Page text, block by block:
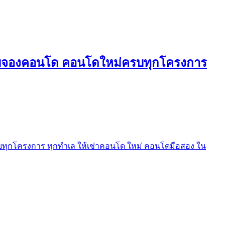
องคอนโด คอนโดใหม่ครบทุกโครงการ
โครงการ ทุกทำเล ให้เช่าคอนโด ใหม่ คอนโดมือสอง ใน